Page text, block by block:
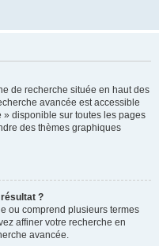
de recherche située en haut des
avancée est accessible
disponible sur toutes les pages
des thèmes graphiques
?
ou comprend plusieurs termes
affiner votre recherche en
avancée.